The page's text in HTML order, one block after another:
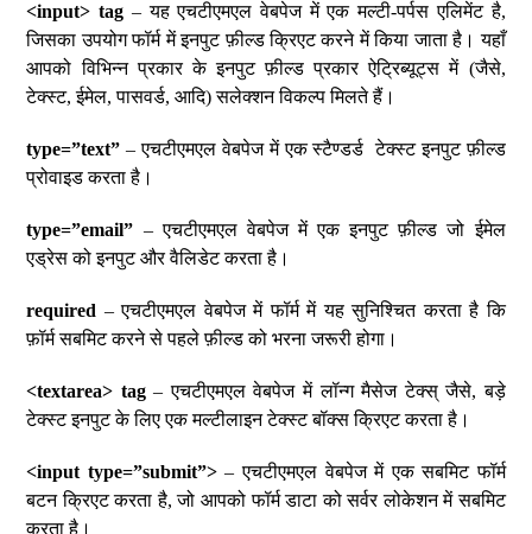
<input> tag – यह एचटीएमएल वेबपेज में एक मल्टी-पर्पस एलिमेंट है,
जिसका उपयोग फॉर्म में इनपुट फ़ील्ड क्रिएट करने में किया जाता है। यहाँ
आपको विभिन्न प्रकार के इनपुट फ़ील्ड प्रकार ऐट्रिब्यूट्स में (जैसे,
टेक्स्ट, ईमेल, पासवर्ड, आदि) सलेक्शन विकल्प मिलते हैं।
type=”text” – एचटीएमएल वेबपेज में एक स्टैण्डर्ड टेक्स्ट इनपुट फ़ील्ड
प्रोवाइड करता है।
type=”email” – एचटीएमएल वेबपेज में एक इनपुट फ़ील्ड जो ईमेल
एड्रेस को इनपुट और वैलिडेट करता है।
required – एचटीएमएल वेबपेज में फॉर्म में यह सुनिश्चित करता है कि
फ़ॉर्म सबमिट करने से पहले फ़ील्ड को भरना जरूरी होगा।
<textarea> tag– एचटीएमएल वेबपेज में लॉन्ग मैसेज टेक्स् जैसे, बड़े
टेक्स्ट इनपुट के लिए एक मल्टीलाइन टेक्स्ट बॉक्स क्रिएट करता है।
<input type=”submit”>– एचटीएमएल वेबपेज में एक सबमिट फॉर्म
बटन क्रिएट करता है, जो आपको फॉर्म डाटा को सर्वर लोकेशन में सबमिट
करता है।